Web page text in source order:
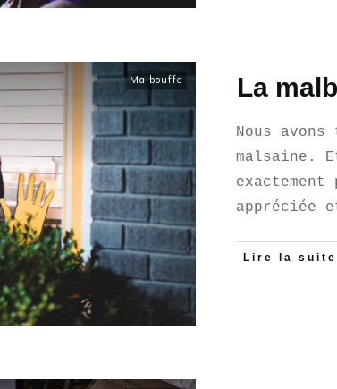
Malbouffe La
Nous
malsaine.
appréciée
Lire la suite